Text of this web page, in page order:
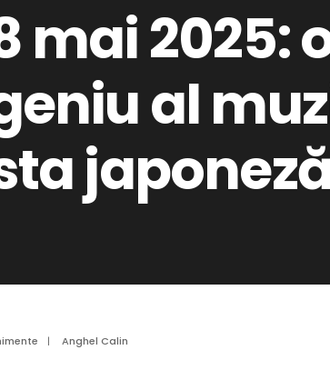
mai
al
| Anghel Calin